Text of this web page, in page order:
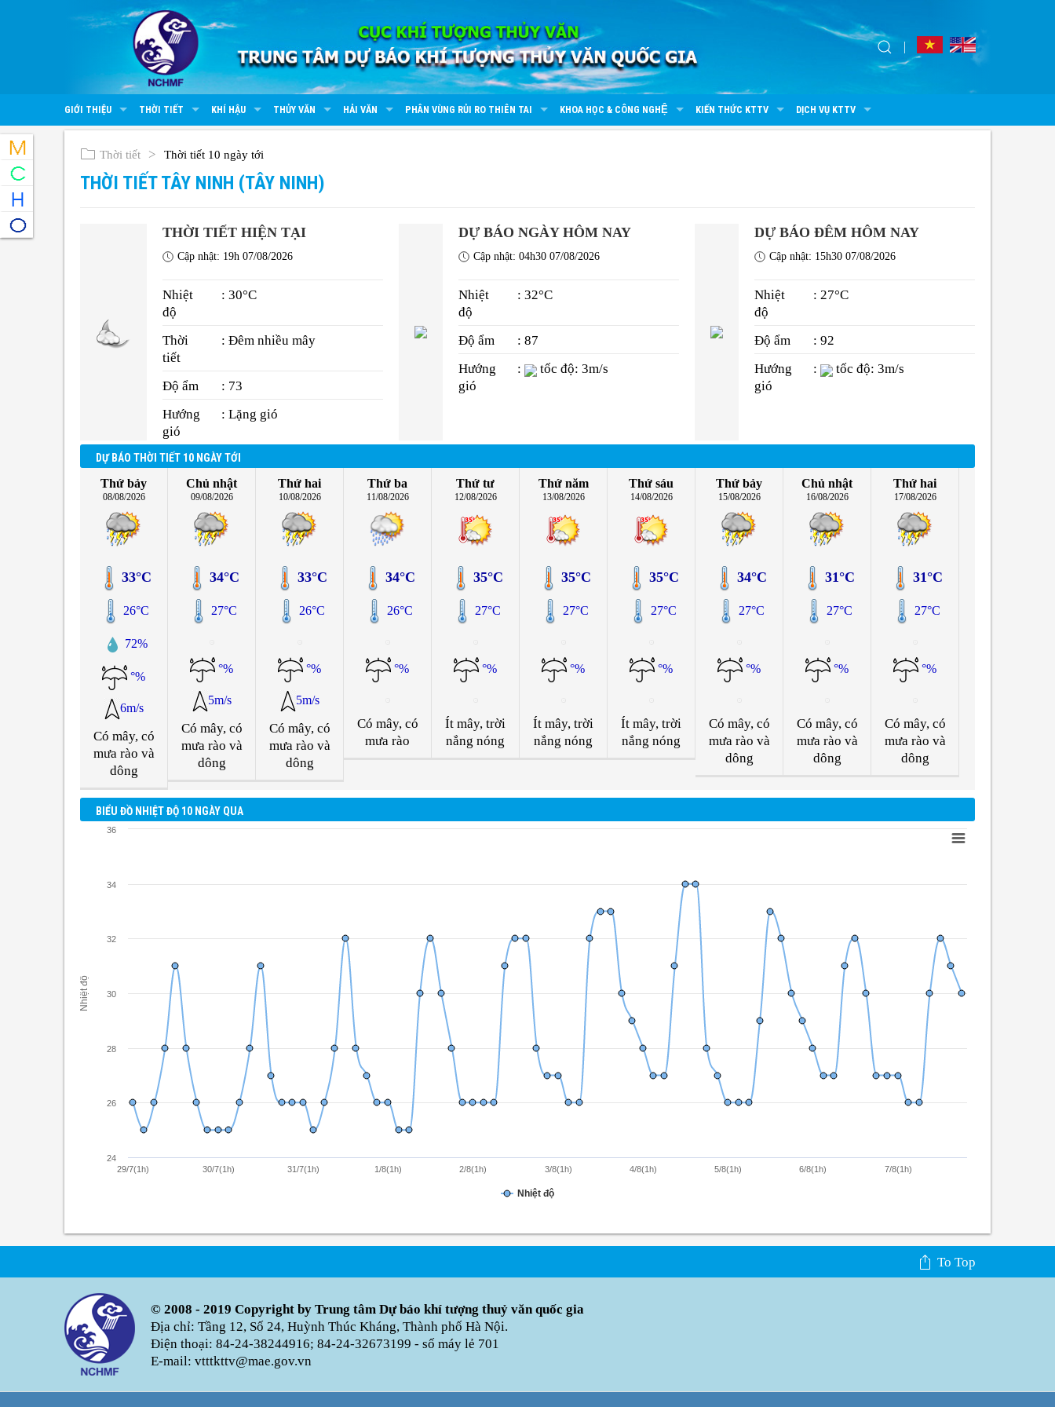
GIỚI THIỆU THỜI TIẾT KHÍ HẬU THỦY VĂN HẢI VĂN PHÂN VÙNG RỦI RO THIÊN TAI KHOA HỌC & CÔNG NGHỆ KIẾN THỨC KTTV DỊCH VỤ KTTV
Thời tiết Thời tiết 10 ngày tới
THỜI TIẾT TÂY NINH (TÂY NINH)
THỜI TIẾT HIỆN TẠI
Cập nhật: 19h 07/08/2026
Nhiệt
độ
: 30°C
Thời
tiết
: Đêm nhiều mây
Độ ẩm
: 73
Hướng
gió
: Lặng gió
DỰ BÁO NGÀY HÔM NAY
Cập nhật: 04h30 07/08/2026
Nhiệt
độ
: 32°C
Độ ẩm
: 87
Hướng
gió
: tốc độ: 3m/s
DỰ BÁO ĐÊM HÔM NAY
Cập nhật: 15h30 07/08/2026
Nhiệt
độ
: 27°C
Độ ẩm
: 92
Hướng
gió
: tốc độ: 3m/s
DỰ BÁO THỜI TIẾT 10 NGÀY TỚI
Thứ bảy
08/08/2026
33°C
26°C
72%
°%
6m/s
Có mây, có
mưa rào và
dông
Chủ nhật
09/08/2026
34°C
27°C
°%
5m/s
Có mây, có
mưa rào và
dông
Thứ hai
10/08/2026
33°C
26°C
°%
5m/s
Có mây, có
mưa rào và
dông
Thứ ba
11/08/2026
34°C
26°C
°%
Có mây, có
mưa rào
Thứ tư
12/08/2026
35°C
27°C
°%
Ít mây, trời
nắng nóng
Thứ năm
13/08/2026
35°C
27°C
°%
Ít mây, trời
nắng nóng
Thứ sáu
14/08/2026
35°C
27°C
°%
Ít mây, trời
nắng nóng
Thứ bảy
15/08/2026
34°C
27°C
°%
Có mây, có
mưa rào và
dông
Chủ nhật
16/08/2026
31°C
27°C
°%
Có mây, có
mưa rào và
dông
Thứ hai
17/08/2026
31°C
27°C
°%
Có mây, có
mưa rào và
dông
BIỂU ĐỒ NHIỆT ĐỘ 10 NGÀY QUA
Nhiệt độ
Nhiệt độ
29/7(1h) 30/7(1h) 31/7(1h) 1/8(1h) 2/8(1h) 3/8(1h) 4/8(1h) 5/8(1h) 6/8(1h) 7/8(1h)
24
26
28
30
32
34
36
To Top
© 2008 - 2019 Copyright by Trung tâm Dự báo khí tượng thuỷ văn quốc gia
Địa chỉ: Tầng 12, Số 24, Huỳnh Thúc Kháng, Thành phố Hà Nội.
Điện thoại: 84-24-38244916; 84-24-32673199 - số máy lẻ 701
E-mail: vtttkttv@mae.gov.vn